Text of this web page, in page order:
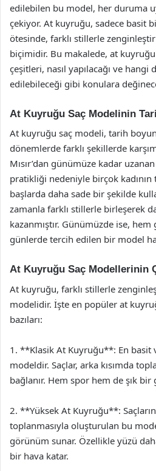
edilebilen bu model, her duruma
çekiyor. At kuyruğu, sadece basit
ötesinde, farklı stillerle
biçimidir. Bu makalede, at
çeşitleri, nasıl yapılacağı ve
edilebileceği gibi konulara
At Kuyruğu Saç Modelinin
At kuyruğu saç modeli, tarih
dönemlerde farklı şekillerde
Mısır’dan günümüze kadar
pratikliği nedeniyle birçok
başlarda daha sade bir şekilde
zamanla farklı stillerle birleşerek
kazanmıştır. Günümüzde ise,
günlerde tercih edilen bir model
At Kuyruğu Saç Modellerinin
At kuyruğu, farklı stillerle
modelidir. İşte en popüler at
bazıları:
1. **Klasik At Kuyruğu**: En basit
modeldir. Saçlar, arka kısımda
bağlanır. Hem spor hem de şık
2. **Yüksek At Kuyruğu**:
toplanmasıyla oluşturulan bu
görünüm sunar. Özellikle yüzü
bir hava katar.